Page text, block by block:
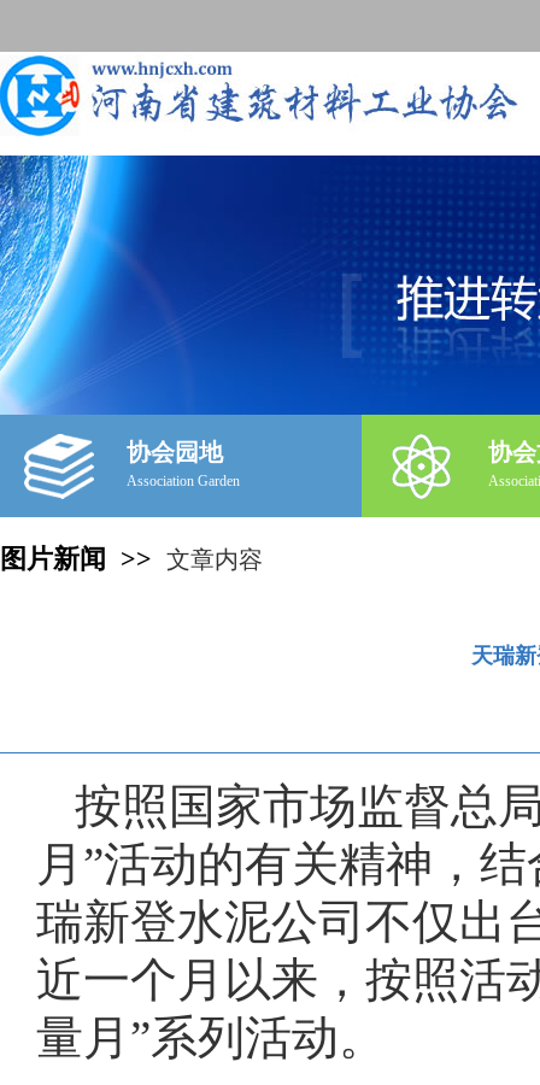
协会园地
Association Garden
协
图片新闻 >> 文章内容
天瑞
按照国家市场监督总
月”活动的有关精神，
瑞新登水泥公司不仅出
近一个月以来，按照活
量月”系列活动。